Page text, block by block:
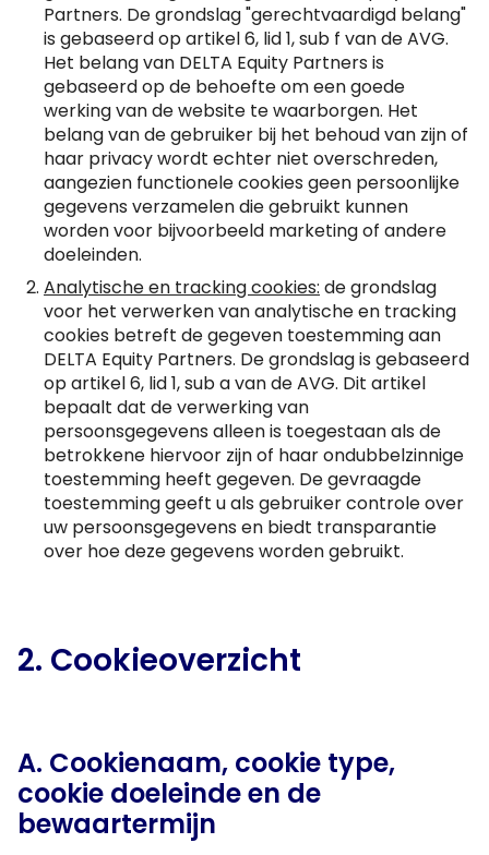
Partners. De grondslag "gerechtvaardigd belang"
is gebaseerd op artikel 6, lid 1, sub f van de AVG.
Het belang van DELTA Equity Partners is
gebaseerd op de behoefte om een goede
werking van de website te waarborgen. Het
belang van de gebruiker bij het behoud van zijn of
haar privacy wordt echter niet overschreden,
aangezien functionele cookies geen persoonlijke
gegevens verzamelen die gebruikt kunnen
worden voor bijvoorbeeld marketing of andere
doeleinden.
Analytische en tracking cookies: de grondslag
voor het verwerken van analytische en tracking
cookies betreft de gegeven toestemming aan
DELTA Equity Partners. De grondslag is gebaseerd
op artikel 6, lid 1, sub a van de AVG. Dit artikel
bepaalt dat de verwerking van
persoonsgegevens alleen is toegestaan als de
betrokkene hiervoor zijn of haar ondubbelzinnige
toestemming heeft gegeven. De gevraagde
toestemming geeft u als gebruiker controle over
uw persoonsgegevens en biedt transparantie
over hoe deze gegevens worden gebruikt.
2. Cookieoverzicht
A. Cookienaam, cookie type,
cookie doeleinde en de
bewaartermijn